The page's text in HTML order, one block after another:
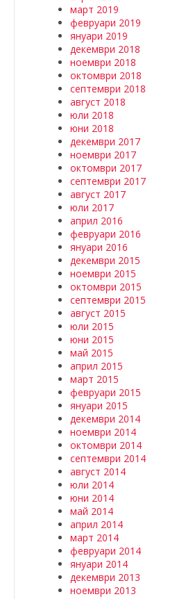
март 2019
февруари 2019
януари 2019
декември 2018
ноември 2018
октомври 2018
септември 2018
август 2018
юли 2018
юни 2018
декември 2017
ноември 2017
октомври 2017
септември 2017
август 2017
юли 2017
април 2016
февруари 2016
януари 2016
декември 2015
ноември 2015
октомври 2015
септември 2015
август 2015
юли 2015
юни 2015
май 2015
април 2015
март 2015
февруари 2015
януари 2015
декември 2014
ноември 2014
октомври 2014
септември 2014
август 2014
юли 2014
юни 2014
май 2014
април 2014
март 2014
февруари 2014
януари 2014
декември 2013
ноември 2013